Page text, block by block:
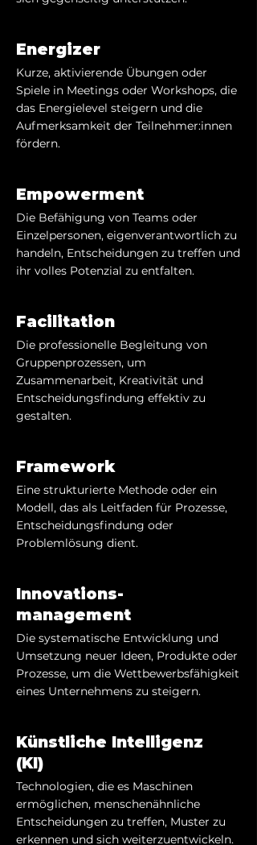
Energizer
Kurze, aktivierende Übungen oder
Spiele in Meetings oder Workshops, die
das Energielevel steigern und die
Aufmerksamkeit der Teilnehmer:innen
fördern.
Empowerment
Die Befähigung von Teams oder
Einzelpersonen, eigenverantwortlich zu
handeln, Entscheidungen zu treffen und
ihr volles Potenzial zu entfalten.
Facilitation
Die professionelle Begleitung von
Gruppenprozessen, um
Zusammenarbeit, Kreativität und
Entscheidungsfindung effektiv zu
gestalten.
Framework
Eine strukturierte Methode oder ein
Modell, das als Leitfaden für Prozesse,
Entscheidungsfindung oder
Problemlösung dient.
Innovations-
management
Die systematische Entwicklung und
Umsetzung neuer Ideen, Produkte oder
Prozesse, um die Wettbewerbsfähigkeit
eines Unternehmens zu steigern.
Künstliche Intelligenz
(KI)
Technologien, die es Maschinen
ermöglichen, menschenähnliche
Entscheidungen zu treffen, Muster zu
erkennen und sich weiterzuentwickeln.